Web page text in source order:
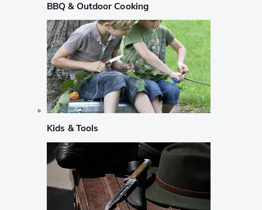
BBQ & Outdoor Cooking
Kids & Tools